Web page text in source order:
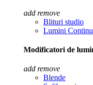
add remove
Blituri studio
Lumini
Modificatori de
add remove
Blende